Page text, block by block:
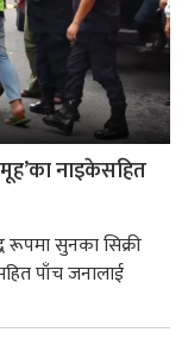
नाइकेसहित
रूपमा सुनका सिक्री
पाँच जनालाई